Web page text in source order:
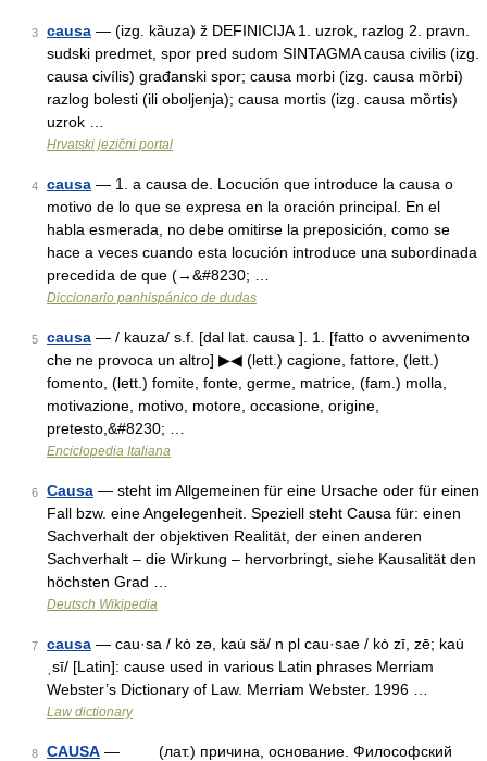
3 causa — (izg. kȁuza) ž DEFINICIJA 1. uzrok, razlog 2. pravn.
sudski predmet, spor pred sudom SINTAGMA causa civilis (izg.
causa civílis) građanski spor; causa morbi (izg. causa mȍrbi)
razlog bolesti (ili oboljenja); causa mortis (izg. causa mȍrtis)
uzrok …
Hrvatski jezični portal
4 causa — 1. a causa de. Locución que introduce la causa o
motivo de lo que se expresa en la oración principal. En el
habla esmerada, no debe omitirse la preposición, como se
hace a veces cuando esta locución introduce una subordinada
precedida de que (→&#8230; …
Diccionario panhispánico de dudas
5 causa — / kauza/ s.f. [dal lat. causa ]. 1. [fatto o avvenimento
che ne provoca un altro] ▶◀ (lett.) cagione, fattore, (lett.)
fomento, (lett.) fomite, fonte, germe, matrice, (fam.) molla,
motivazione, motivo, motore, occasione, origine,
pretesto,&#8230; …
Enciclopedia Italiana
6 Causa — steht im Allgemeinen für eine Ursache oder für einen
Fall bzw. eine Angelegenheit. Speziell steht Causa für: einen
Sachverhalt der objektiven Realität, der einen anderen
Sachverhalt – die Wirkung – hervorbringt, siehe Kausalität den
höchsten Grad …
Deutsch Wikipedia
7 causa — cau·sa / kȯ zə, kau̇ sä/ n pl cau·sae / kȯ zī, zē; kau̇
ˌsī/ [Latin]: cause used in various Latin phrases Merriam
Webster’s Dictionary of Law. Merriam Webster. 1996 …
Law dictionary
8 CAUSA — (лат.) причина, основание. Философский